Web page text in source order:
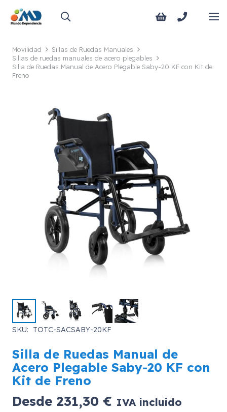
Movilidad
Sillas de Ruedas Manuales
Sillas de ruedas manuales de acero plegables
Silla de Ruedas Manual de Acero Plegable Saby-20 KF con Kit de
Freno
SKU: TOTC-SACSABY-20KF
Silla de Ruedas Manual de
Acero Plegable Saby-20 KF con
Kit de Freno
Desde 231,30 € IVA incluido